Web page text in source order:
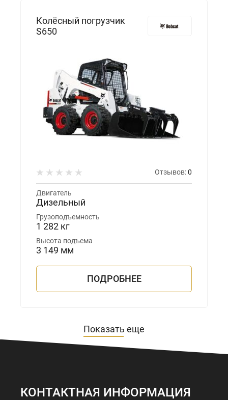
Колёсный погрузчик
S650
Отзывов:0
Двигатель
Дизельный
Грузоподъемность
1 282 кг
Высота подъема
3 149 мм
ПОДРОБНЕЕ
Показать еще
КОНТАКТНАЯ ИНФОРМАЦИЯ